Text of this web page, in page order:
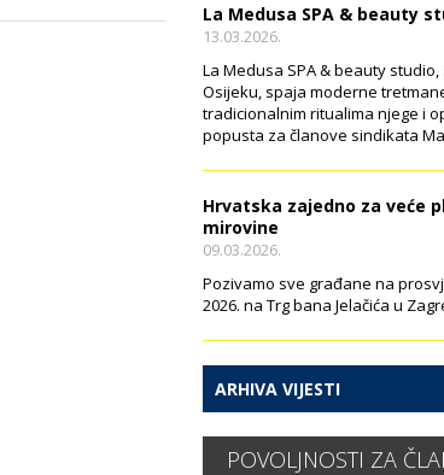
La Medusa SPA & beauty
13.03.2026.
La Medusa SPA & beauty
Osijeku, spaja moderne
tradicionalnim ritualima njege i
popusta za članove sindikata
Hrvatska zajedno za veće
mirovine
09.03.2026.
Pozivamo sve građane na
2026. na Trg bana Jelačića u
ARHIVA VIJESTI
POVOLJNOSTI ZA